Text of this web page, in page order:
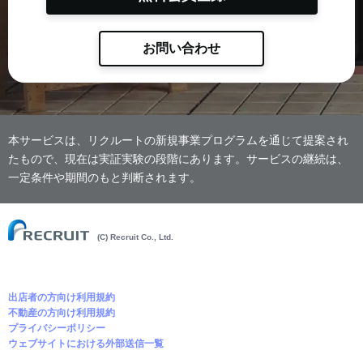
お問い合わせ
本サービスは、リクルートの新規事業プログラムを通じて提案され
たもので、現在は実証実験の段階にあります。サービスの継続は、
一定条件や期間のもと判断されます。
(C) Recruit Co., Ltd.
出店者の方向け利用規約
不動産の方向け利用規約
プライバシーポリシー
ウェブサイトにおける外部送信一覧